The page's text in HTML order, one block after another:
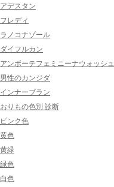
アデスタン
フレディ
ラノコナゾール
ダイフルカン
アンボーテフェミニーナウォッシュ
男性のカンジダ
インナーブラン
おりもの色別 診断
ピンク色
黄色
黄緑
緑色
白色